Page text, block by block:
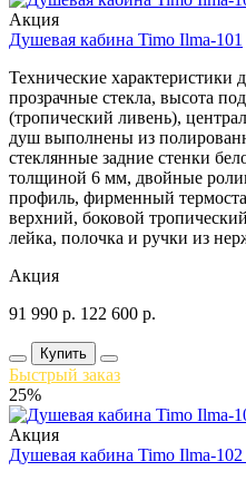
Акция
Душевая кабина Timo Ilma-101
Технические
прозрачные стекла, высота
(тропический ливень),
душ выполнены из
стеклянные задние стенки
толщиной 6 мм, двойные
профиль, фирменный
верхний, боковой
лейка, полочка и ручки из
Акция
91 990 р. 122 600 р.
Купить
Быстрый заказ
25%
Акция
Душевая кабина Timo Ilma-